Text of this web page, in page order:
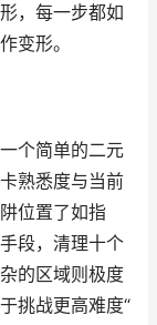
，每一步都如
变形。
个简单的二元
熟悉度与当前
位置了如指
段，清理十个
的区域则极度
挑战更高难度“